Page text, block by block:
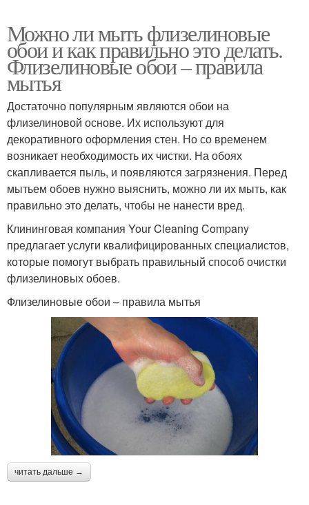
Можно ли мыть флизелиновые
обои и как правильно это делать.
Флизелиновые обои – правила
мытья
Достаточно популярным являются обои на
флизелиновой основе. Их используют для
декоративного оформления стен. Но со временем
возникает необходимость их чистки. На обоях
скапливается пыль, и появляются загрязнения. Перед
мытьем обоев нужно выяснить, можно ли их мыть, как
правильно это делать, чтобы не нанести вред.
Клининговая компания Your Cleaning Company
предлагает услуги квалифицированных специалистов,
которые помогут выбрать правильный способ очистки
флизелиновых обоев.
Флизелиновые обои – правила мытья
читать дальше →